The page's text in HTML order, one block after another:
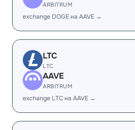
ARBITRUM
exchange DOGE на AAVE →
LTC
LTC
AAVE
ARBITRUM
exchange LTC на AAVE →